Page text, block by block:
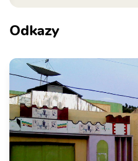
Odkazy